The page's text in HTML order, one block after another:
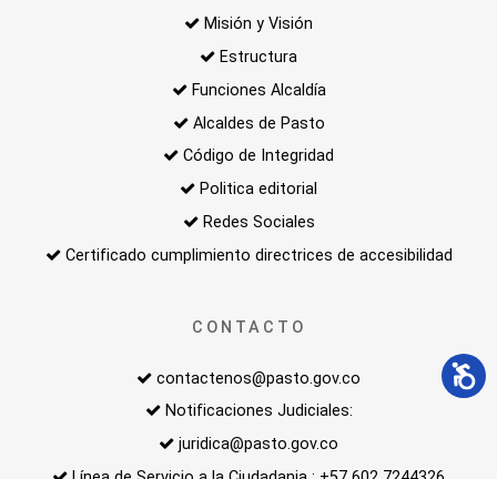
Misión y Visión
Estructura
Funciones Alcaldía
Alcaldes de Pasto
Código de Integridad
Politica editorial
Redes Sociales
Certificado cumplimiento directrices de accesibilidad
CONTACTO
contactenos@pasto.gov.co
Notificaciones Judiciales:
juridica@pasto.gov.co